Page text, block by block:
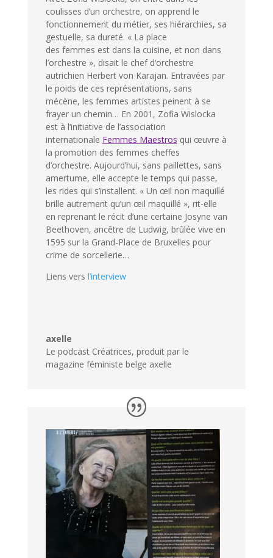
coulisses d’un orchestre, on apprend le
fonctionnement du métier, ses hiérarchies, sa
gestuelle, sa dureté. « La place
des femmes est dans la cuisine, et non dans
l’orchestre », disait le chef d’orchestre
autrichien Herbert von Karajan. Entravées par
le poids de ces représentations, sans
mécène, les femmes artistes peinent à se
frayer un chemin… En 2001, Zofia Wislocka
est à l’initiative de l’association
internationale Femmes Maestros qui œuvre à
la promotion des femmes cheffes
d’orchestre. Aujourd’hui, sans paillettes, sans
amertume, elle accepte le temps qui passe,
les rides qui s’installent. « Un œil non maquillé
brille autrement qu’un œil maquillé », rit-elle
en reprenant le récit d’une certaine Josyne van
Beethoven, ancêtre de Ludwig, brûlée vive en
1595 sur la Grand-Place de Bruxelles pour
crime de sorcellerie…
Liens vers l’interview
axelle
Le podcast Créatrices, produit par le
magazine féministe belge axelle